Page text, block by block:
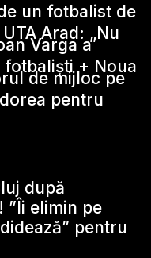
un fotbalist de
Arad: „Nu
Varga a
+ Noua
de mijloc pe
pentru
după
elimin pe
pentru